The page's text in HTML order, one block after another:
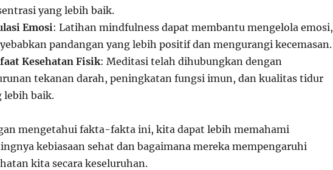
yang lebih baik.
Emosi: Latihan mindfulness dapat membantu mengelola emosi,
pandangan yang lebih positif dan mengurangi kecemasan.
Kesehatan Fisik: Meditasi telah dihubungkan dengan
tekanan darah, peningkatan fungsi imun, dan kualitas tidur
lebih baik.
mengetahui fakta-fakta ini, kita dapat lebih memahami
kebiasaan sehat dan bagaimana mereka mempengaruhi
kita secara keseluruhan.